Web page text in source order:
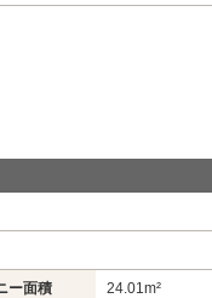
ー面積 24.01m²